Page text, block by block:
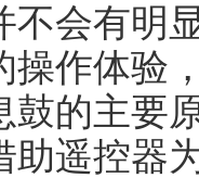
不会有明
操作体验
鼓的主要
助遥控器